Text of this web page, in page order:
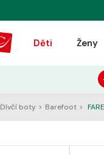
Děti Ženy
Dívčí boty > Barefoot >